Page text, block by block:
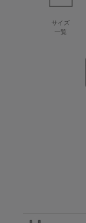
サイズ
一覧